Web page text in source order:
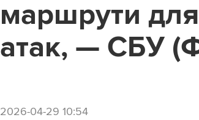
маршрути
атак, — СБУ
2026-04-29 10:54